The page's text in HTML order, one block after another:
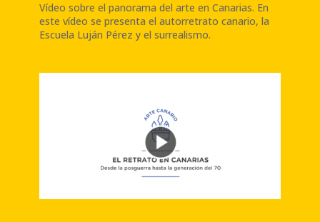
Vídeo sobre el panorama del arte en Canarias. En
este vídeo se presenta el autorretrato canario, la
Escuela Luján Pérez y el surrealismo.